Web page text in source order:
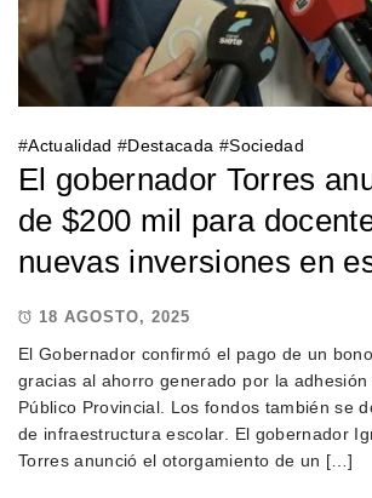
#Actualidad #Destacada #Sociedad
El gobernador Torres
de $200 mil para
nuevas inversiones en
18 AGOSTO, 2025
El Gobernador confirmó el pago de un
gracias al ahorro generado por la adhesión
Público Provincial. Los fondos también se
de infraestructura escolar. El gobernador
Torres anunció el otorgamiento de un […]